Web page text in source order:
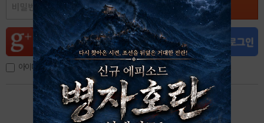
아이디, 이메일 저장
아이디 / 비밀번호 찾기 회원가입